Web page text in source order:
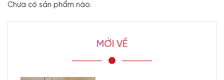
Chưa có sản phẩm nào.
MỚI VỀ